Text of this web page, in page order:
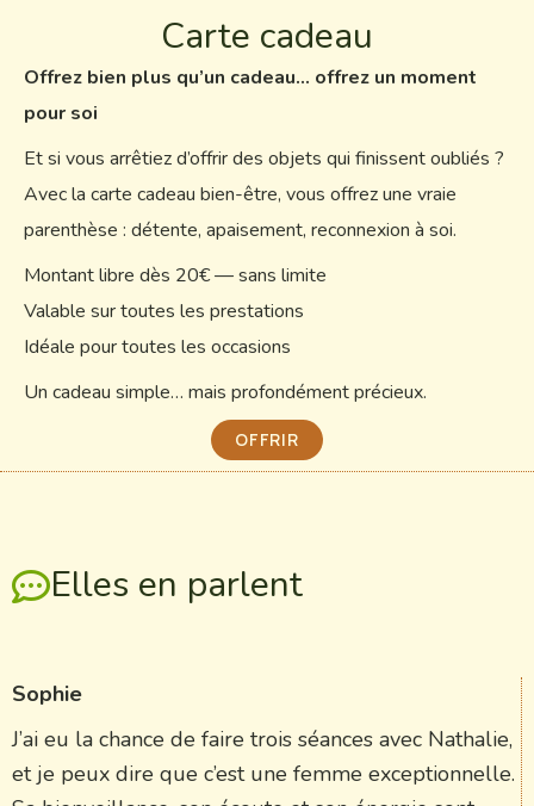
Carte cadeau
Offrez bien plus qu’un cadeau… offrez un moment
pour soi
Et si vous arrêtiez d’offrir des objets qui finissent oubliés ?
Avec la carte cadeau bien-être, vous offrez une vraie
parenthèse : détente, apaisement, reconnexion à soi.
Montant libre dès 20€ — sans limite
Valable sur toutes les prestations
Idéale pour toutes les occasions
Un cadeau simple… mais profondément précieux.
OFFRIR
Elles en parlent
Sophie
J’ai eu la chance de faire trois séances avec Nathalie,
et je peux dire que c’est une femme exceptionnelle.